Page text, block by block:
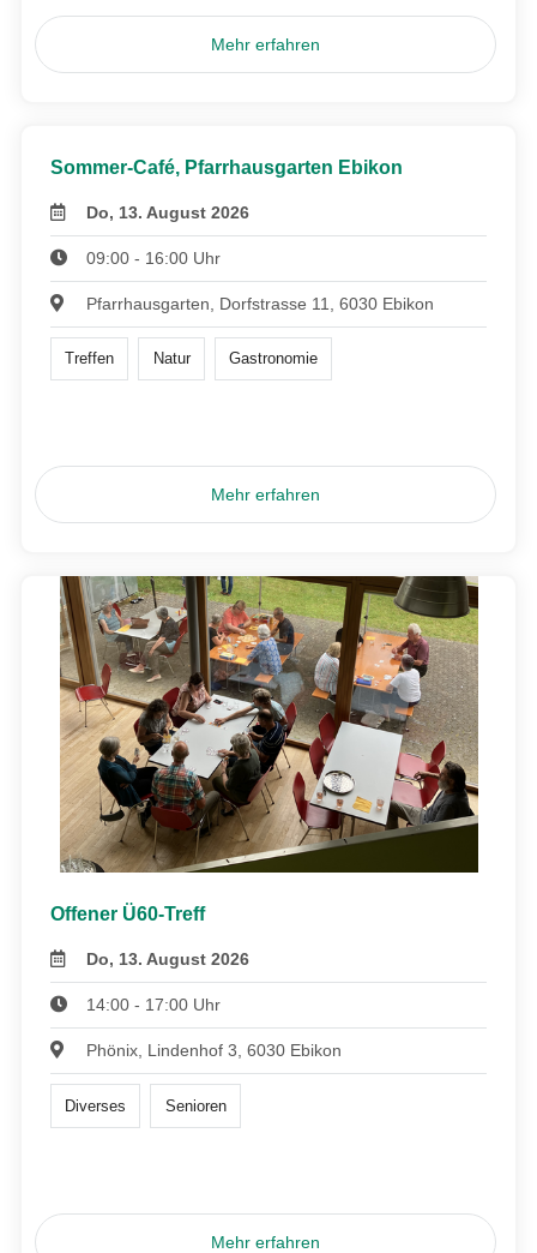
Mehr erfahren
Sommer-Café, Pfarrhausgarten Ebikon
Do, 13. August 2026
09:00 - 16:00 Uhr
Pfarrhausgarten, Dorfstrasse 11, 6030 Ebikon
Treffen Natur Gastronomie
Mehr erfahren
Offener Ü60-Treff
Do, 13. August 2026
14:00 - 17:00 Uhr
Phönix, Lindenhof 3, 6030 Ebikon
Diverses Senioren
Mehr erfahren